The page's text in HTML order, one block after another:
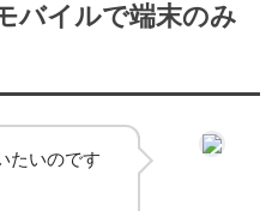
バイルで端末のみ
たいのです